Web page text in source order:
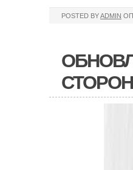
POSTED BYADMIN